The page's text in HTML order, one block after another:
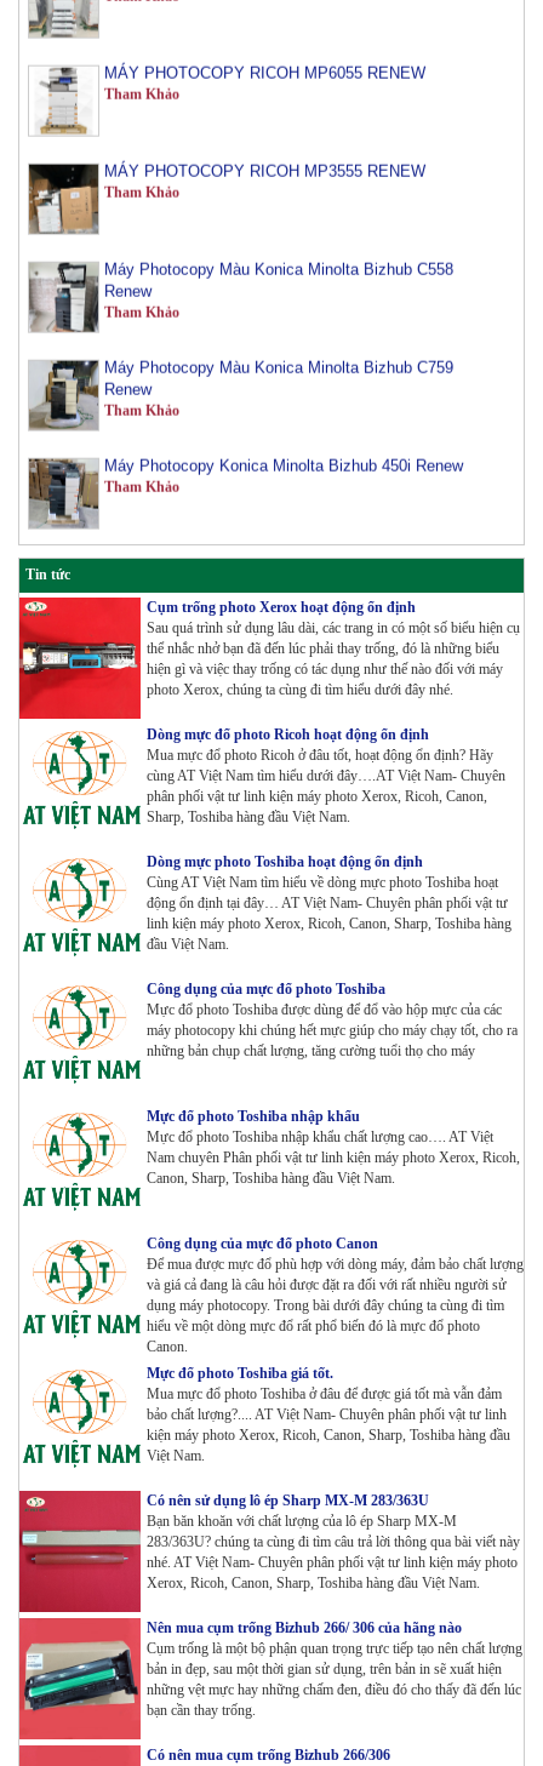
Tham Khảo
Tham Khảo
Renew
Tham Khảo
Renew
Tham Khảo
Tham Khảo
Tham Khảo
Máy Photocopy Konica Minolta Bizhub 360i Renew
Tham Khảo
Máy Photocopy màu Toshiba E-Studio 4515AC Renew
Tham Khảo
Máy Photocopy màu Toshiba E-Studio 5015AC Renew
Tham Khảo
Tham Khảo
Bộ Mực 4 màu Konica Minolta Bizhub C1085 | 6085 |
HÃNG_ USA
Tham Khảo
Máy Photocopy Ricoh MP 7503 Renew
Tham Khảo
Máy photocopy Ricoh IM 7000
Tham Khảo
Máy in Laser Đơn năng G&G P2022W_in Wifi
Tham Khảo
Máy in Laser Đơn năng G&G GP4200DW in Đảo mặt ,
Tham Khảo
Wifi
Tham Khảo
Máy in Đa chức năng G&G GM3310DW in , scan ,
Copy , Wifi , Lan
Tham Khảo
Tin tức
Cụm trống photo Xerox hoạt động ổn định
Sau quá trình sử dụng lâu dài, các trang in có một số biểu hiện cụ
thể nhắc nhở bạn đã đến lúc phải thay trống, đó là những biểu
hiện gì và việc thay trống có tác dụng như thế nào đối với máy
photo Xerox, chúng ta cùng đi tìm hiểu dưới đây nhé.
Dòng mực đổ photo Ricoh hoạt động ổn định
Mua mực đổ photo Ricoh ở đâu tốt, hoạt động ổn định? Hãy
cùng AT Việt Nam tìm hiểu dưới đây….AT Việt Nam- Chuyên
phân phối vật tư linh kiện máy photo Xerox, Ricoh, Canon,
Sharp, Toshiba hàng đầu Việt Nam.
Dòng mực photo Toshiba hoạt động ổn định
Cùng AT Việt Nam tìm hiểu về dòng mực photo Toshiba hoạt
động ổn định tại đây… AT Việt Nam- Chuyên phân phối vật tư
linh kiện máy photo Xerox, Ricoh, Canon, Sharp, Toshiba hàng
đầu Việt Nam.
Công dụng của mực đổ photo Toshiba
Mực đổ photo Toshiba được dùng để đổ vào hộp mực của các
máy photocopy khi chúng hết mực giúp cho máy chạy tốt, cho ra
những bản chụp chất lượng, tăng cường tuổi thọ cho máy
Mực đổ photo Toshiba nhập khẩu
Mực đổ photo Toshiba nhập khẩu chất lượng cao…. AT Việt
Nam chuyên Phân phối vật tư linh kiện máy photo Xerox, Ricoh,
Canon, Sharp, Toshiba hàng đầu Việt Nam.
Công dụng của mực đổ photo Canon
Để mua được mực đổ phù hợp với dòng máy, đảm bảo chất lượng
và giá cả đang là câu hỏi được đặt ra đối với rất nhiều người sử
dụng máy photocopy. Trong bài dưới đây chúng ta cùng đi tìm
hiểu về một dòng mực đổ rất phổ biến đó là mực đổ photo
Canon.
Mực đổ photo Toshiba giá tốt.
Mua mực đổ photo Toshiba ở đâu để được giá tốt mà vẫn đảm
bảo chất lượng?.... AT Việt Nam- Chuyên phân phối vật tư linh
kiện máy photo Xerox, Ricoh, Canon, Sharp, Toshiba hàng đầu
Việt Nam.
Có nên sử dụng lô ép Sharp MX-M 283/363U
Bạn băn khoăn với chất lượng của lô ép Sharp MX-M
283/363U? chúng ta cùng đi tìm câu trả lời thông qua bài viết này
nhé. AT Việt Nam- Chuyên phân phối vật tư linh kiện máy photo
Xerox, Ricoh, Canon, Sharp, Toshiba hàng đầu Việt Nam.
Nên mua cụm trống Bizhub 266/ 306 của hãng nào
Cụm trống là một bộ phận quan trọng trực tiếp tạo nên chất lượng
bản in đẹp, sau một thời gian sử dụng, trên bản in sẽ xuất hiện
những vệt mực hay những chấm đen, điều đó cho thấy đã đến lúc
bạn cần thay trống.
Có nên mua cụm trống Bizhub 266/306